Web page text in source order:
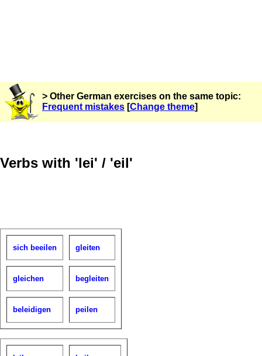
> Other German exercises on the same topic:
Frequent mistakes [Change theme]
Verbs with 'lei' / 'eil'
sich beeilen gleiten
gleichen begleiten
beleidigen peilen